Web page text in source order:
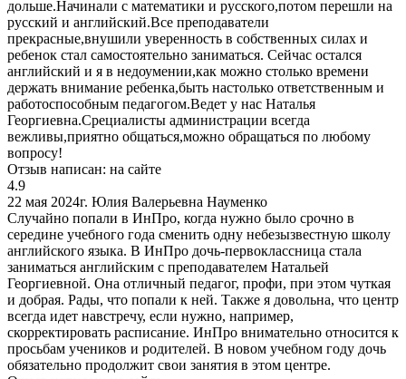
дольше.Начинали с математики и русского,потом перешли на
русский и английский.Все преподаватели
прекрасные,внушили уверенность в собственных силах и
ребенок стал самостоятельно заниматься. Сейчас остался
английский и я в недоумении,как можно столько времени
держать внимание ребенка,быть настолько ответственным и
работоспособным педагогом.Ведет у нас Наталья
Георгиевна.Срециалисты администрации всегда
вежливы,приятно общаться,можно обращаться по любому
вопросу!
Отзыв написан: на сайте
4.9
22 мая 2024г. Юлия Валерьевна Науменко
Случайно попали в ИнПро, когда нужно было срочно в
середине учебного года сменить одну небезызвестную школу
английского языка. В ИнПро дочь-первоклассница стала
заниматься английским с преподавателем Натальей
Георгиевной. Она отличный педагог, профи, при этом чуткая
и добрая. Рады, что попали к ней. Также я довольна, что центр
всегда идет навстречу, если нужно, например,
скорректировать расписание. ИнПро внимательно относится к
просьбам учеников и родителей. В новом учебном году дочь
обязательно продолжит свои занятия в этом центре.